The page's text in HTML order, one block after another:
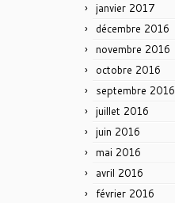
janvier 2017
décembre 2016
novembre 2016
octobre 2016
septembre 2016
juillet 2016
juin 2016
mai 2016
avril 2016
février 2016